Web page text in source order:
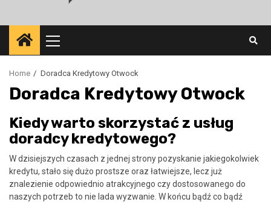
Menu
Home Doradca Kredytowy Otwock
Doradca Kredytowy Otwock
Kiedy warto skorzystać z usług
doradcy kredytowego?
W dzisiejszych czasach z jednej strony pozyskanie jakiegokolwiek
kredytu, stało się dużo prostsze oraz łatwiejsze, lecz już
znalezienie odpowiednio atrakcyjnego czy dostosowanego do
naszych potrzeb to nie lada wyzwanie. W końcu bądź co bądź